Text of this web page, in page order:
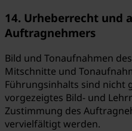
14. Urheberrecht und
Auftragnehmers
Bild und Tonaufnahmen
Mitschnitte und
Führungsinhalts sind nicht
vorgezeigtes Bild- und
Zustimmung des
vervielfältigt werden.